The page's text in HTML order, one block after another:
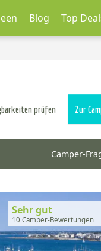
Blog Top
prüfen Zur
Camper-
Sehr gut
10 Camper-Bewertungen